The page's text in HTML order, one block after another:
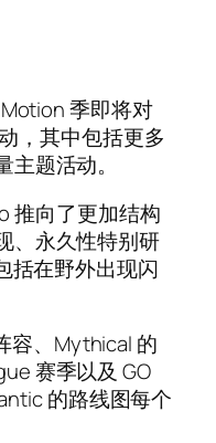
季即将对
，其中包括更多
题活动。
推向了更加结构
、永久性特别研
括在野外出现闪
容、Mythical 的
赛季以及 GO
的路线图每个